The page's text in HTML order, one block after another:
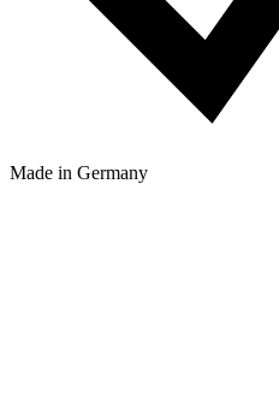
Made in Germany